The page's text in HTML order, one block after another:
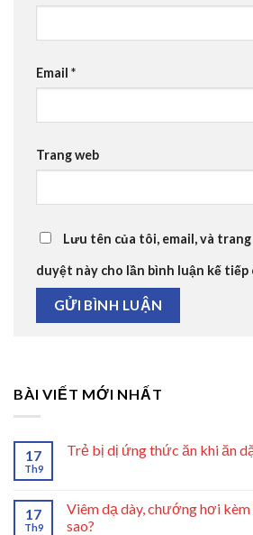
Email *
Trang web
Lưu tên của tôi, email, và
duyệt này cho lần bình luận kế tiếp
BÀI VIẾT MỚI NHẤT
17
Th9
Trẻ bị dị ứng thức ăn khi ăn
17
Th9
Viêm dạ dày, chướng hơi
sao?